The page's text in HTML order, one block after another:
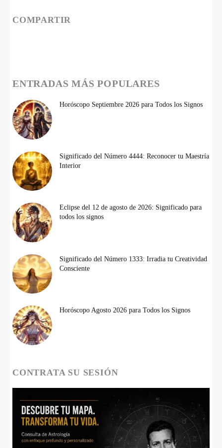
COMPARTIR
ENTRADAS MÁS POPULARES
Horóscopo Septiembre 2026 para Todos los Signos
Significado del Número 4444: Reconocer tu Maestría
Interior
Eclipse del 12 de agosto de 2026: Significado para
todos los signos
Significado del Número 1333: Irradia tu Creatividad
Consciente
Horóscopo Agosto 2026 para Todos los Signos
CONTRATA SU SESIÓN